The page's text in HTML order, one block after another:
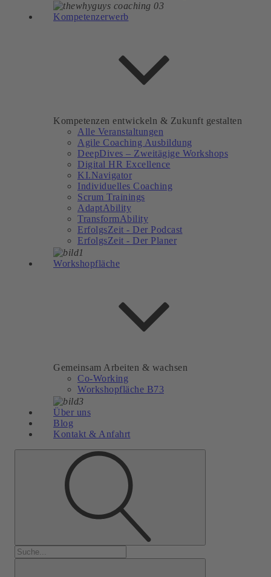
Kompetenzerwerb
Kompetenzen entwickeln & Zukunft gestalten
Alle Veranstaltungen
Agile Coaching Ausbildung
DeepDives – Zweitägige Workshops
Digital HR Excellence
KI.Navigator
Individuelles Coaching
Scrum Trainings
AdaptAbility
TransformAbility
ErfolgsZeit - Der Podcast
ErfolgsZeit - Der Planer
Workshopfläche
Gemeinsam Arbeiten & wachsen
Co-Working
Workshopfläche B73
Über uns
Blog
Kontakt & Anfahrt
Suchen
nach: